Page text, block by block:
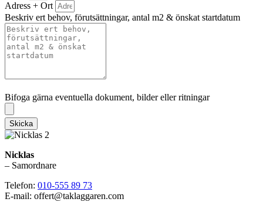
Adress + Ort
Beskriv ert behov, förutsättningar, antal m2 & önskat startdatum
Bifoga gärna eventuella dokument, bilder eller ritningar
Skicka
Nicklas
– Samordnare
Telefon: 010-555 89 73
E-mail: offert@taklaggaren.com